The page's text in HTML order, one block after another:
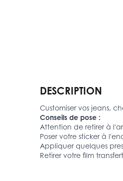
DESCRIPTION
Customiser vos jeans,
Conseils de pose :
Attention de retirer à
Poser votre sticker à
Appliquer quelques
Retirer votre film